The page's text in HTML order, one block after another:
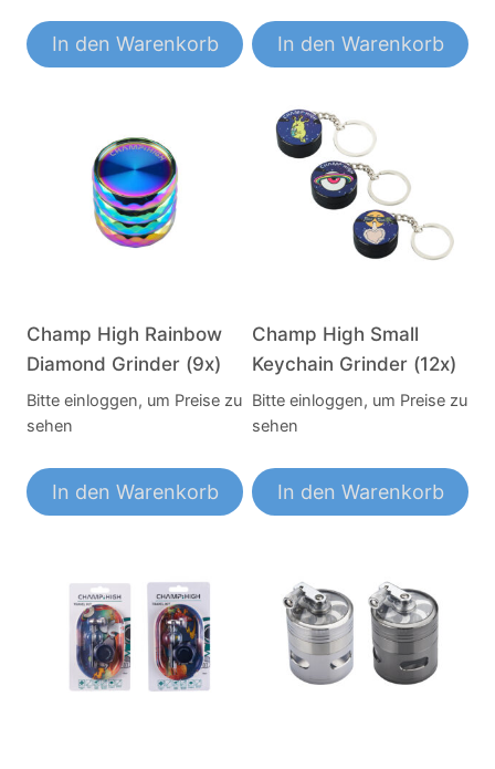
In den Warenkorb In den Warenkorb
Champ High Rainbow
Diamond Grinder (9x)
Bitte einloggen, um Preise zu
sehen
In den Warenkorb
Champ High Small
Keychain Grinder (12x)
Bitte einloggen, um Preise zu
sehen
In den Warenkorb